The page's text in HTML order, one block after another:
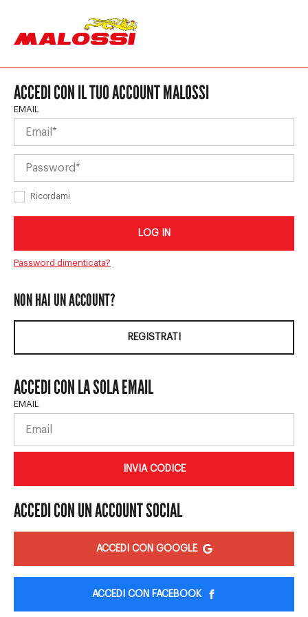
Log in
ACCEDI CON IL TUO ACCOUNT MALOSSI
EMAIL
Ricordami
LOG IN
Password dimenticata?
NON HAI UN ACCOUNT?
REGISTRATI
ACCEDI CON LA SOLA EMAIL
EMAIL
INVIA CODICE
ACCEDI CON UN ACCOUNT SOCIAL
ACCEDI CON GOOGLE
ACCEDI CON FACEBOOK